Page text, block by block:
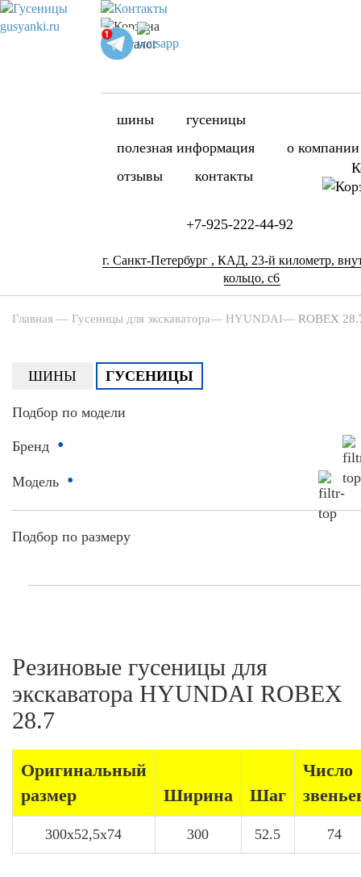
шины
гусеницы
полезная информация
о компании
отзывы
контакты
+7-925-222-44-92
г. Санкт-Петербург , КАД, 23-й километр,
кольцо, с6
Главная — Гусеницы для экскаватора— HYUNDAI— ROBEX
ШИНЫ ГУСЕНИЦЫ
Подбор по модели
Бренд •
Модель •
Подбор по размеру
Резиновые гусеницы для
экскаватора HYUNDAI ROBEX
28.7
Оригинальный
размер
Ширина Шаг
Число
300x52,5x74 300 52.5 74